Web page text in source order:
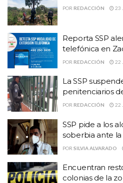
POR REDACCIÓN 23
Reporta SSP
telefónica en
POR REDACCIÓN 22
La SSP
penitenciarios
POR REDACCIÓN 22
SSP pide a los
soberbia ante
POR SILVIA ALVARADO
Encuentran
colonias de la